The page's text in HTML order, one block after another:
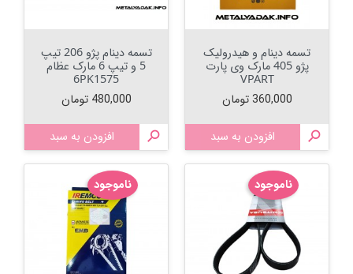
تسمه دینام و هیدرولیک
پژو 405 مارک وی پارت
VPART
قیمت
360,000 تومان
 افزودن به سبد
تسمه دینام پژو 206 تیپ
5 و تیپ 6 مارک عظام
6PK1575
قیمت
480,000 تومان
 افزودن به سبد
ناموجود ناموجود